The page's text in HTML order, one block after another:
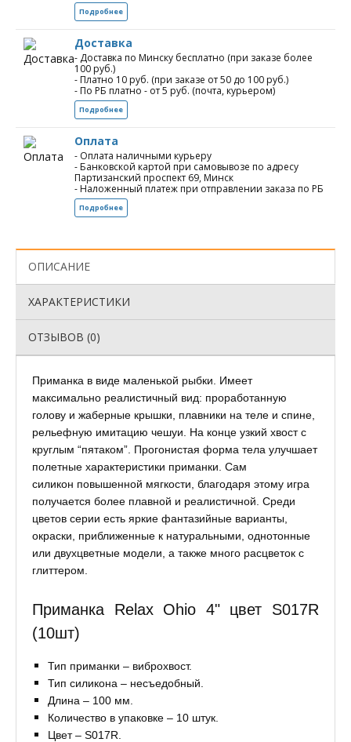
Подробнее
Доставка
- Доставка по Минску бесплатно (при заказе более
100 руб.)
- Платно 10 руб. (при заказе от 50 до 100 руб.)
- По РБ платно - от 5 руб. (почта, курьером)
Подробнее
Оплата
- Оплата наличными курьеру
- Банковской картой при самовывозе по адресу
Партизанский проспект 69, Минск
- Наложенный платеж при отправлении заказа по РБ
Подробнее
ОПИСАНИЕ
ХАРАКТЕРИСТИКИ
ОТЗЫВОВ (0)
Приманка в виде маленькой рыбки. Имеет
максимально реалистичный вид: проработанную
голову и жаберные крышки, плавники на теле и спине,
рельефную имитацию чешуи. На конце узкий хвост с
круглым “пятаком”. Прогонистая форма тела улучшает
полетные характеристики приманки. Сам
силикон повышенной мягкости, благодаря этому игра
получается более плавной и реалистичной. Среди
цветов серии есть яркие фантазийные варианты,
окраски, приближенные к натуральными, однотонные
или двухцветные модели, а также много расцветок с
глиттером.
Приманка Relax Ohio 4" цвет S017R
(10шт)
Тип приманки – виброхвост.
Тип силикона – несъедобный.
Длина – 100 мм.
Количество в упаковке – 10 штук.
Цвет – S017R.